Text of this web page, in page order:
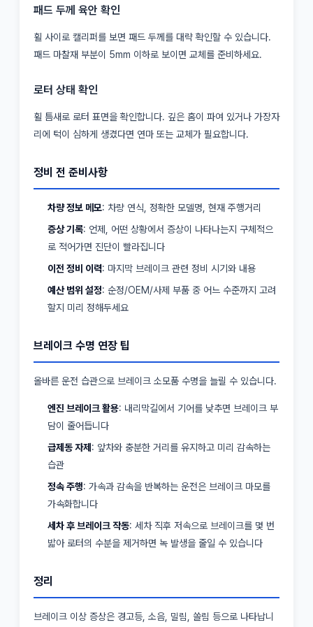
패드 두께 육안 확인
휠 사이로 캘리퍼를 보면 패드 두께를 대략 확인할 수 있습니다.
패드 마찰재 부분이 5mm 이하로 보이면 교체를 준비하세요.
로터 상태 확인
휠 틈새로 로터 표면을 확인합니다. 깊은 홈이 파여 있거나 가장자
리에 턱이 심하게 생겼다면 연마 또는 교체가 필요합니다.
정비 전 준비사항
차량 정보 메모: 차량 연식, 정확한 모델명, 현재 주행거리
증상 기록: 언제, 어떤 상황에서 증상이 나타나는지 구체적으
로 적어가면 진단이 빨라집니다
이전 정비 이력: 마지막 브레이크 관련 정비 시기와 내용
예산 범위 설정: 순정/OEM/사제 부품 중 어느 수준까지 고려
할지 미리 정해두세요
브레이크 수명 연장 팁
올바른 운전 습관으로 브레이크 소모품 수명을 늘릴 수 있습니다.
엔진 브레이크 활용: 내리막길에서 기어를 낮추면 브레이크 부
담이 줄어듭니다
급제동 자제 : 앞차와 충분한 거리를 유지하고 미리 감속하는
습관
정속 주행: 가속과 감속을 반복하는 운전은 브레이크 마모를
가속화합니다
세차 후 브레이크 작동: 세차 직후 저속으로 브레이크를 몇 번
밟아 로터의 수분을 제거하면 녹 발생을 줄일 수 있습니다
정리
브레이크 이상 증상은 경고등, 소음, 밀림, 쏠림 등으로 나타납니